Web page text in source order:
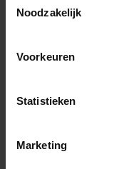
Noodzakelijk
Voorkeuren
Statistieken
Marketing